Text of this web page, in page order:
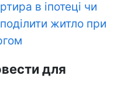
в іпотеці чи
житло при
для